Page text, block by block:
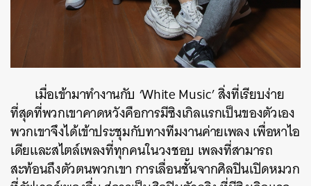
เมื่อเข้ามาทำงานกับ ‘White Music’ สิ่งที่เรียบง่าย
ที่สุดที่พวกเขาคาดหวังคือการมีซิงเกิลแรกเป็นของตัวเอง
พวกเขาจึงได้เข้าประชุมกับทางทีมงานค่ายเพลง เพื่อหาไอ
เดียและสไตล์เพลงที่ทุกคนในวงชอบ เพลงที่สามารถ
สะท้อนถึงตัวตนพวกเขา การเลื่อนชั้นจากศิลปินเปิดหมวก